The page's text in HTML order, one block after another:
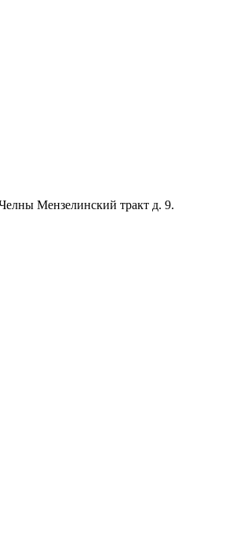
Мензелинский тракт д. 9.